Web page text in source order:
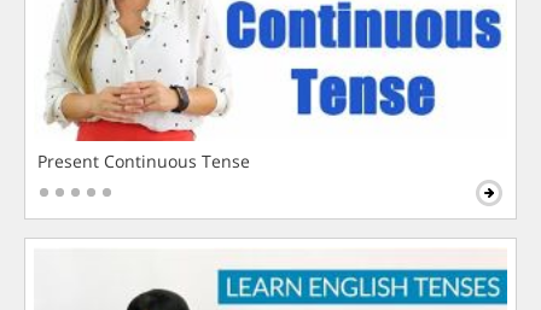
Present Continuous Tense